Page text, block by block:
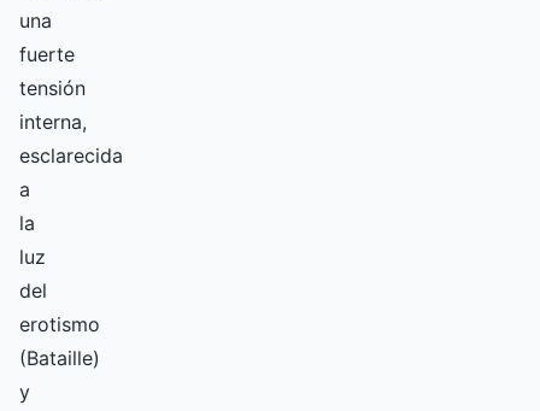
una
fuerte
tensión
interna,
esclarecida
a
la
luz
del
erotismo
(Bataille)
y